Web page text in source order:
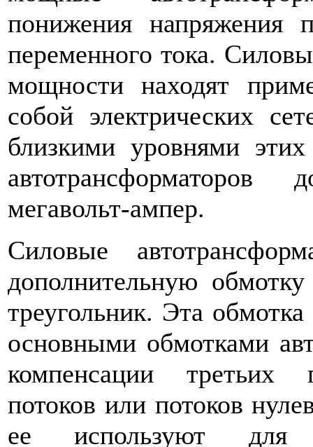
понижения напряжения
переменного тока.
мощности находят
собой электрических
близкими уровнями
автотрансформаторов
мегавольт-ампер.
Силовые
дополнительную
треугольник. Эта
основными обмотками
компенсации третьих
потоков или потоков
ее используют для